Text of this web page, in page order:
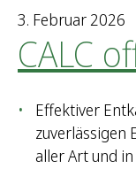
3. Februar 2026
CALC
Effektiver
zuverlässigen
aller Art und